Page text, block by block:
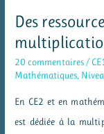
compréhension
Des
20 commentaires/
Mathématiques,
En CE2 et en
est dédiée à la